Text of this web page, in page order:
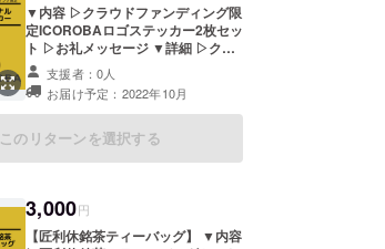
▼内容 ▷クラウドファンディング限
定ICOROBAロゴステッカー2枚セッ
ト ▷お礼メッセージ ▼詳細 ▷クラ
ウドファンディング限定のロゴス
テッカーをお届け ▷2枚1組 ▷サイ
ズ：縦70mm, 横70mmほどを予定
▷ステッカーと合わせてお礼メッ
セージをお届け ▼注意 ▷ステッ
支援者：0人
お届け予定：2022年10月
このリターンを選択する
3,000円
【匠利休銘茶ティーバッグ】 ▼内容